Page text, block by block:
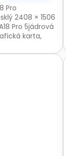
Pro
2408 × 1506
Pro 5jádrová
karta,